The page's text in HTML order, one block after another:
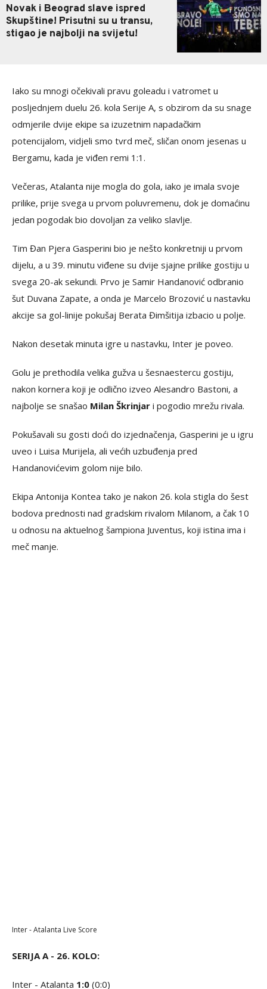
Novak i Beograd slave ispred
Skupštine! Prisutni su u transu,
stigao je najbolji na svijetu!
Iako su mnogi očekivali pravu goleadu i vatromet u
posljednjem duelu 26. kola Serije A, s obzirom da su snage
odmjerile dvije ekipe sa izuzetnim napadačkim
potencijalom, vidjeli smo tvrd meč, sličan onom jesenas u
Bergamu, kada je viđen remi 1:1.
Večeras, Atalanta nije mogla do gola, iako je imala svoje
prilike, prije svega u prvom poluvremenu, dok je domaćinu
jedan pogodak bio dovoljan za veliko slavlje.
Tim Đan Pjera Gasperini bio je nešto konkretniji u prvom
dijelu, a u 39. minutu viđene su dvije sjajne prilike gostiju u
svega 20-ak sekundi. Prvo je Samir Handanović odbranio
šut Duvana Zapate, a onda je Marcelo Brozović u nastavku
akcije sa gol-linije pokušaj Berata Đimšitija izbacio u polje.
Nakon desetak minuta igre u nastavku, Inter je poveo.
Golu je prethodila velika gužva u šesnaestercu gostiju,
nakon kornera koji je odlično izveo Alesandro Bastoni, a
najbolje se snašao Milan Škrinjar i pogodio mrežu rivala.
Pokušavali su gosti doći do izjednačenja, Gasperini je u igru
uveo i Luisa Murijela, ali većih uzbuđenja pred
Handanovićevim golom nije bilo.
Ekipa Antonija Kontea tako je nakon 26. kola stigla do šest
bodova prednosti nad gradskim rivalom Milanom, a čak 10
u odnosu na aktuelnog šampiona Juventus, koji istina ima i
meč manje.
Inter - Atalanta Live Score
SERIJA A - 26. KOLO:
Inter - Atalanta 1:0 (0:0)